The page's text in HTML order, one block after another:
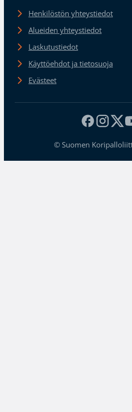
Henkilöstön yhteystiedot
Alueiden yhteystiedot
Laskutustiedot
Käyttöehdot ja tietosuoja
Evästeet
© Suomen